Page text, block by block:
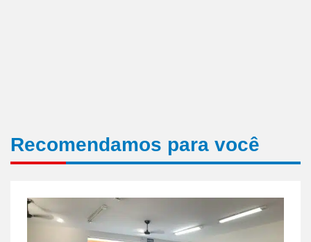
Recomendamos para você